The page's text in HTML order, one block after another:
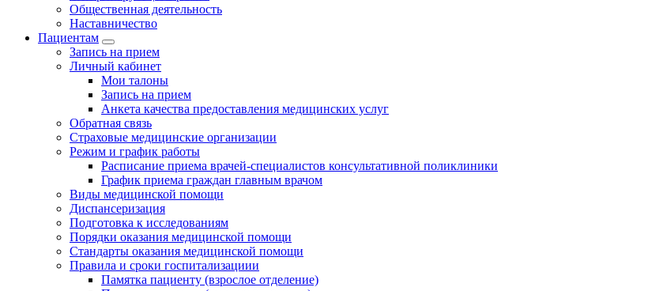
Общественная деятельность
Наставничество
Пациентам
Запись на прием
Личный кабинет
Мои талоны
Запись на прием
Анкета качества предоставления медицинских услуг
Обратная связь
Страховые медицинские организации
Режим и график работы
Расписание приема врачей-специалистов консультативной поликлиники
График приема граждан главным врачом
Виды медицинской помощи
Диспансеризация
Подготовка к исследованиям
Порядки оказания медицинской помощи
Стандарты оказания медицинской помощи
Правила и сроки госпитализациии
Памятка пациенту (взрослое отделение)